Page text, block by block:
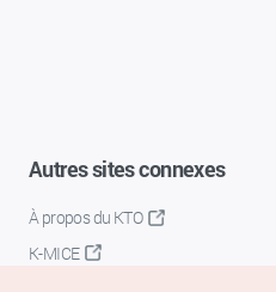
Autres sites connexes
À propos du KTO
K-MICE